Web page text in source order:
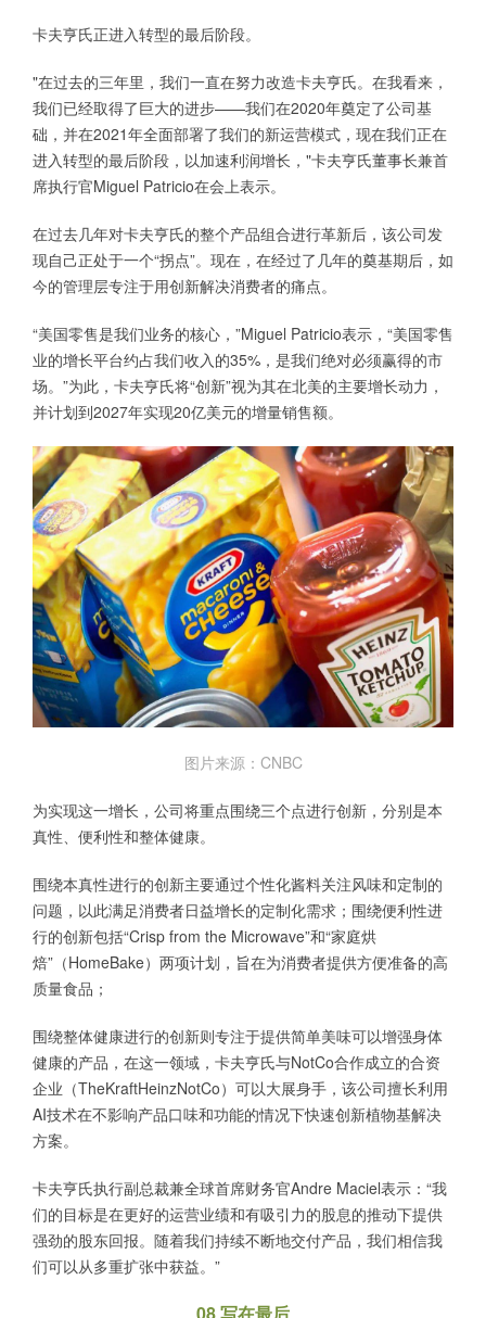
卡夫亨氏正进入转型的最后阶段。
"在过去的三年里，我们一直在努力改造卡夫亨氏。在我看来，
我们已经取得了巨大的进步——我们在2020年奠定了公司基
础，并在2021年全面部署了我们的新运营模式，现在我们正在
进入转型的最后阶段，以加速利润增长，"卡夫亨氏董事长兼首
席执行官Miguel Patricio在会上表示。
在过去几年对卡夫亨氏的整个产品组合进行革新后，该公司发
现自己正处于一个“拐点”。现在，在经过了几年的奠基期后，如
今的管理层专注于用创新解决消费者的痛点。
“美国零售是我们业务的核心，”Miguel Patricio表示，“美国零售
业的增长平台约占我们收入的35%，是我们绝对必须赢得的市
场。”为此，卡夫亨氏将“创新”视为其在北美的主要增长动力，
并计划到2027年实现20亿美元的增量销售额。
图片来源：CNBC
为实现这一增长，公司将重点围绕三个点进行创新，分别是本
真性、便利性和整体健康。
围绕本真性进行的创新主要通过个性化酱料关注风味和定制的
问题，以此满足消费者日益增长的定制化需求；围绕便利性进
行的创新包括“Crisp from the Microwave”和“家庭烘
焙”（HomeBake）两项计划，旨在为消费者提供方便准备的高
质量食品；
围绕整体健康进行的创新则专注于提供简单美味可以增强身体
健康的产品，在这一领域，卡夫亨氏与NotCo合作成立的合资
企业（TheKraftHeinzNotCo）可以大展身手，该公司擅长利用
AI技术在不影响产品口味和功能的情况下快速创新植物基解决
方案。
卡夫亨氏执行副总裁兼全球首席财务官Andre Maciel表示：“我
们的目标是在更好的运营业绩和有吸引力的股息的推动下提供
强劲的股东回报。随着我们持续不断地交付产品，我们相信我
们可以从多重扩张中获益。”